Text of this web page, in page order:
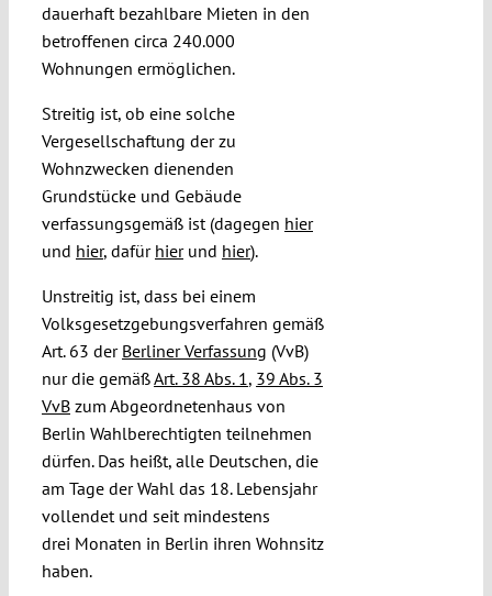
dauerhaft bezahlbare Mieten in den
betroffenen circa 240.000
Wohnungen ermöglichen.
Streitig ist, ob eine solche
Vergesellschaftung der zu
Wohnzwecken dienenden
Grundstücke und Gebäude
verfassungsgemäß ist (dagegen hier
und hier, dafür hierund hier).
Unstreitig ist, dass bei einem
Volksgesetzgebungsverfahren gemäß
Art. 63 der Berliner Verfassung (VvB)
nur die gemäßArt. 38 Abs. 1 , 39 Abs. 3
VvBzum Abgeordnetenhaus von
Berlin Wahlberechtigten teilnehmen
dürfen. Das heißt, alle Deutschen, die
am Tage der Wahl das 18. Lebensjahr
vollendet und seit mindestens
drei Monaten in Berlin ihren Wohnsitz
haben.